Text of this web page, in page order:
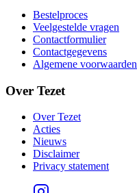
Bestelproces
Veelgestelde vragen
Contactformulier
Contactgegevens
Algemene voorwaarden
Over Tezet
Over Tezet
Acties
Nieuws
Disclaimer
Privacy statement